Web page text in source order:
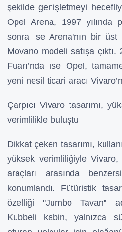
şekilde genişletmeyi
Opel Arena, 1997 yılında
sonra ise Arena'nın bir üst
Movano modeli satışa
Fuarı’nda ise Opel,
yeni nesil ticari aracı
Çarpıcı Vivaro tasarımı,
verimlilikle buluştu
Dikkat çeken tasarımı,
yüksek verimliliğiyle
araçları arasında
konumlandı. Fütüristik
özelliği "Jumbo Tavan"
Kubbeli kabin, yalnızca